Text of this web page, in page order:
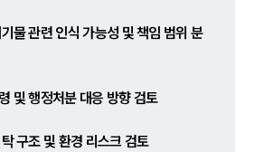
물 관련 인식 가능성 및 책임 범위 분
및 행정처분 대응 방향 검토
구조 및 환경 리스크 검토